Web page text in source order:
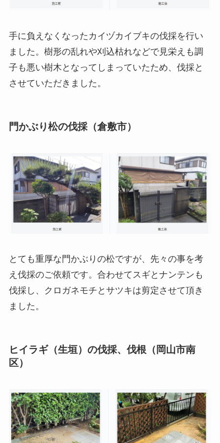
手に負えなくなったカイヅカイブキの伐採を行い
ました。樹形の乱れや刈込枯れなどで見栄えも調
子も悪い樹木となってしまっていたため、伐採と
させていただきました。
門かぶり松の伐採（倉敷市）
とても重厚な門かぶりの松ですが、先々の事を考
え伐採のご依頼です。合わせてスギとナンテンも
伐採し、クロガネモチとサツキは剪定させて頂き
ました。
ヒイラギ（生垣）の伐採、伐根（岡山市南
区）